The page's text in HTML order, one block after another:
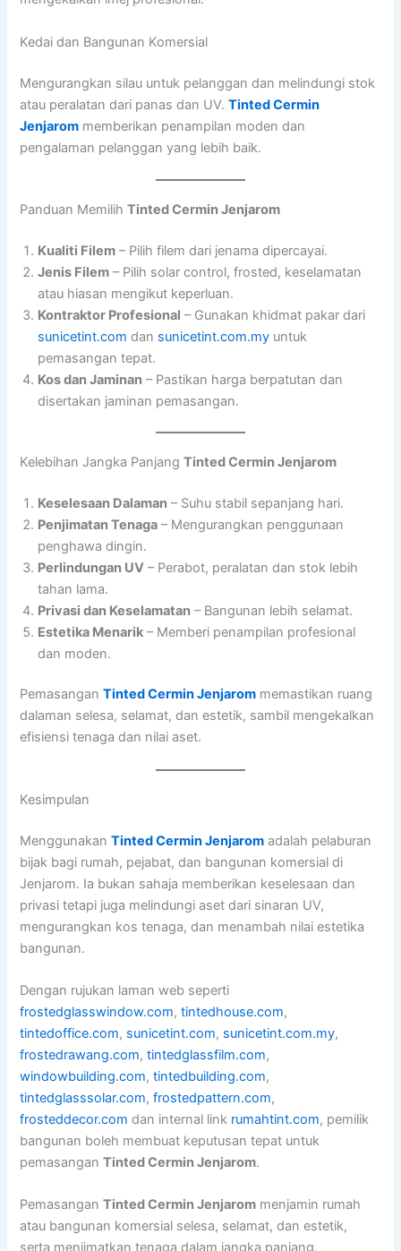
Kedai dan Bangunan Komersial
Mengurangkan silau untuk pelanggan dan melindungi stok
atau peralatan dari panas dan UV.Tinted Cermin
Jenjarom memberikan penampilan moden dan
pengalaman pelanggan yang lebih baik.
Panduan MemilihTinted Cermin Jenjarom
Kualiti Filem – Pilih filem dari jenama dipercayai.
Jenis Filem – Pilih solar control, frosted, keselamatan
atau hiasan mengikut keperluan.
Kontraktor Profesional – Gunakan khidmat pakar dari
sunicetint.com dan sunicetint.com.my untuk
pemasangan tepat.
Kos dan Jaminan – Pastikan harga berpatutan dan
disertakan jaminan pemasangan.
Kelebihan Jangka PanjangTinted Cermin Jenjarom
Keselesaan Dalaman – Suhu stabil sepanjang hari.
Penjimatan Tenaga – Mengurangkan penggunaan
penghawa dingin.
Perlindungan UV – Perabot, peralatan dan stok lebih
tahan lama.
Privasi dan Keselamatan – Bangunan lebih selamat.
Estetika Menarik – Memberi penampilan profesional
dan moden.
PemasanganTinted Cermin Jenjarom memastikan ruang
dalaman selesa, selamat, dan estetik, sambil mengekalkan
efisiensi tenaga dan nilai aset.
Kesimpulan
MenggunakanTinted Cermin Jenjarom adalah pelaburan
bijak bagi rumah, pejabat, dan bangunan komersial di
Jenjarom. Ia bukan sahaja memberikan keselesaan dan
privasi tetapi juga melindungi aset dari sinaran UV,
mengurangkan kos tenaga, dan menambah nilai estetika
bangunan.
Dengan rujukan laman web seperti
frostedglasswindow.com,tintedhouse.com,
tintedoffice.com, sunicetint.com, sunicetint.com.my,
frostedrawang.com,tintedglassfilm.com,
windowbuilding.com,tintedbuilding.com,
tintedglasssolar.com,frostedpattern.com,
frosteddecor.com dan internal link rumahtint.com, pemilik
bangunan boleh membuat keputusan tepat untuk
pemasanganTinted Cermin Jenjarom.
PemasanganTinted Cermin Jenjarom menjamin rumah
atau bangunan komersial selesa, selamat, dan estetik,
serta menjimatkan tenaga dalam jangka panjang.